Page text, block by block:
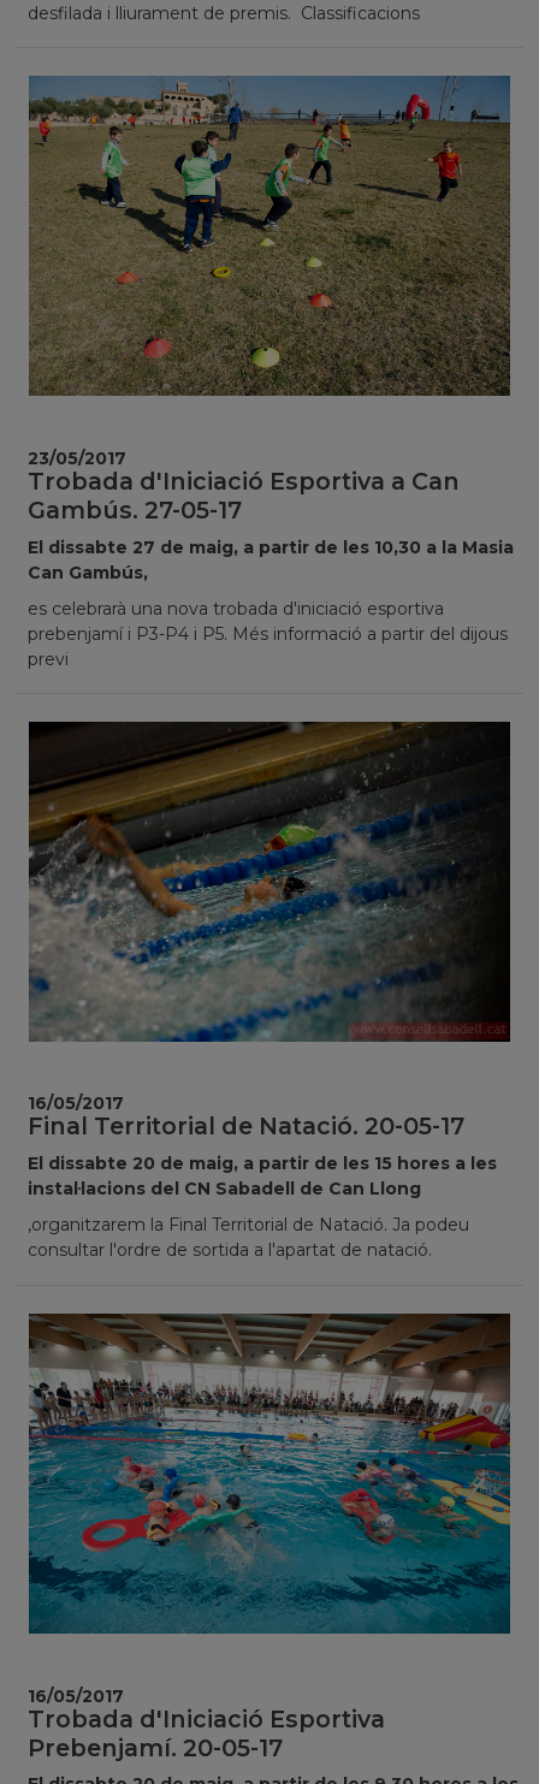
desfilada i lliurament de premis. Classificacions
Trobada d'Iniciació Esportiva a Can
Gambús. 27-05-17
El dissabte 27 de maig, a partir de les 10,30 a la Masia
Can Gambús,
es celebrarà una nova trobada d'iniciació esportiva
prebenjamí i P3-P4 i P5. Més informació a partir del dijous
previ
23/05/2017
Final Territorial de Natació. 20-05-17
El dissabte 20 de maig, a partir de les 15 hores a les
instal·lacions del CN Sabadell de Can Llong
,organitzarem la Final Territorial de Natació. Ja podeu
consultar l'ordre de sortida a l'apartat de natació.
16/05/2017
Trobada d'Iniciació Esportiva
Prebenjamí. 20-05-17
16/05/2017